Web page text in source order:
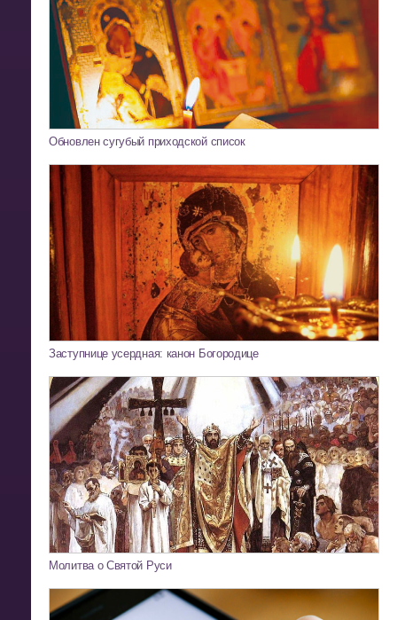
Обновлен сугубый приходской список
Заступнице усердная: канон Богородице
Молитва о Святой Руси